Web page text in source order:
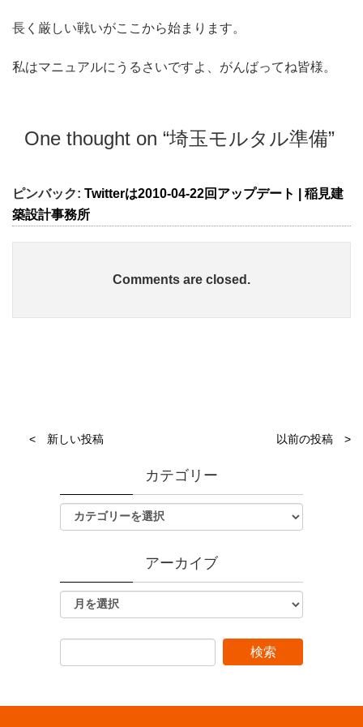
長く厳しい戦いがここから始まります。
私はマニュアルにうるさいですよ、がんばってね皆様。
One thought on “埼玉モルタル準備”
ピンバック: Twitterは2010-04-22回アップデート | 稲見建
築設計事務所
Comments are closed.
< 新しい投稿 以前の投稿 >
カテゴリー
アーカイブ